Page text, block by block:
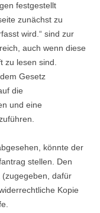
festgestellt
zunächst zu
wird.“ sind zur
auch wenn diese
zu lesen sind.
Gesetz
die
und eine
könnte der
stellen. Den
dafür
Kopie